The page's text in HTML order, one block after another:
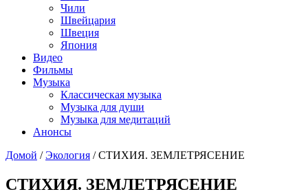
Чили
Швейцария
Швеция
Япония
Видео
Фильмы
Музыка
Классическая музыка
Музыка для души
Музыка для медитаций
Анонсы
Домой / Экология / СТИХИЯ. ЗЕМЛЕТРЯСЕНИЕ
СТИХИЯ. ЗЕМЛЕТРЯСЕНИЕ